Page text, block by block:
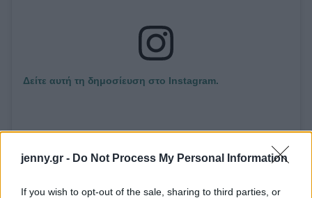
jenny.gr - Do Not Process My Personal Information
If you wish to opt-out of the sale, sharing to third parties, or
Δείτε αυτή τη δημοσίευση στο Instagram.